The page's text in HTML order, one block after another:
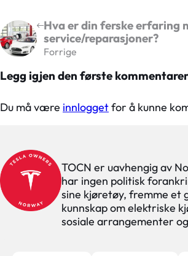
Forrige
Hva er din ferske erfaring
service/reparasjoner?
Legg igjen den første
Du må være innloggetfor å kunne
TOCN er uavhengig av
har ingen politisk
sine kjøretøy, fremme et
kunnskap om elektriske
sosiale arrangementer